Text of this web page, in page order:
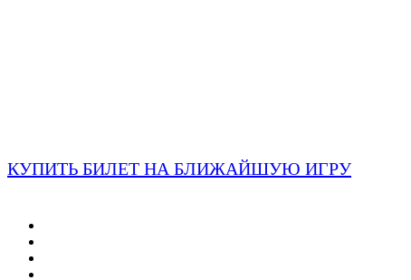
КУПИТЬ БИЛЕТ НА БЛИЖАЙШУЮ ИГРУ